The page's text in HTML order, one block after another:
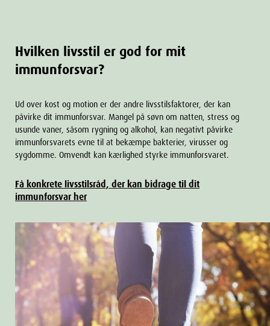
Hvilken livsstil er god for mit
immunforsvar?
Ud over kost og motion er der andre livsstilsfaktorer, der kan
påvirke dit immunforsvar. Mangel på søvn om natten, stress og
usunde vaner, såsom rygning og alkohol, kan negativt påvirke
immunforsvarets evne til at bekæmpe bakterier, virusser og
sygdomme. Omvendt kan kærlighed styrke immunforsvaret.
Få konkrete livsstilsråd, der kan bidrage til dit
immunforsvar her